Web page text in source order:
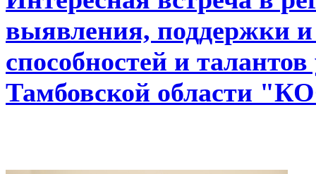
выявления, поддержки и
способностей и
Тамбовской области